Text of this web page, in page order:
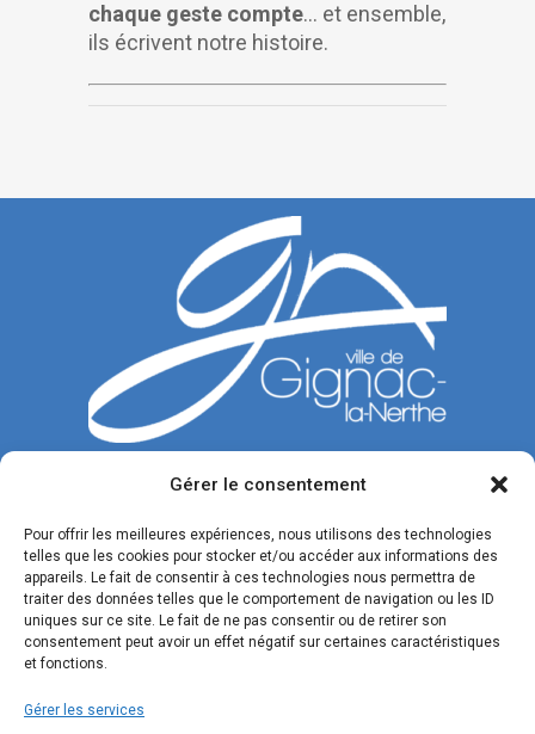
Gérer le consentement
Pour offrir les meilleures expériences, nous utilisons des technologies
telles que les cookies pour stocker et/ou accéder aux informations des
appareils. Le fait de consentir à ces technologies nous permettra de
traiter des données telles que le comportement de navigation ou les ID
uniques sur ce site. Le fait de ne pas consentir ou de retirer son
consentement peut avoir un effet négatif sur certaines caractéristiques
et fonctions.
Gérer les services
chaque geste compte… et ensemble,
ils écrivent notre histoire.
CONTACTEZ-NOUS
Tél. : 04 42 77 00 00
Du lundi au jeudi : de 8h30 à 12h et de 13h30 à 17h.
Vendredi : de 8h30 à 12h et de 13h30 à 16h.